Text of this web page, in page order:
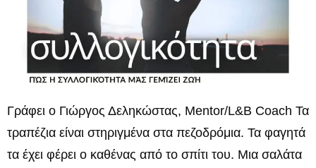
Γράφει ο Γιώργος Δεληκώστας, Mentor/L&B Coach Τα
τραπέζια είναι στηριγμένα στα πεζοδρόμια. Τα φαγητά
τα έχει φέρει ο καθένας από το σπίτι του. Μια σαλάτα